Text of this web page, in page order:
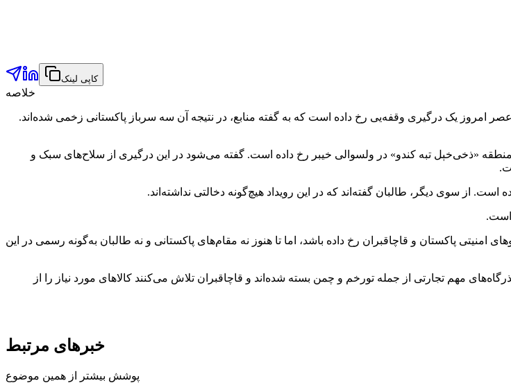
کاپی لینک
خلاصه
عصر امروز یک درگیری وقفه‌یی رخ داده است که به گفته منابع، در نتیجه آن سه سرباز پاکستانی زخمی شده‌اند.
منابع، این درگیری روز یک‌شنبه، ۱۴ سرطان، حوالی ساعت ۴:۳۰ عصر در منطقه «ذخی‌خېل تبه کندو» در ولسوالی خیبر رخ داده است. گفته می‌شود در این درگیری از سلاح‌های سبک و
از سوی دیگر، طالبان گفته‌اند که در این رویداد هیچ‌گونه دخالتی نداشته‌اند.
است.
پاکستان و قاچاقبران رخ داده باشد، اما تا هنوز نه مقام‌های پاکستانی و نه طالبان به‌گونه رسمی در این
مهم تجارتی از جمله تورخم و چمن بسته شده‌اند و قاچاقبران تلاش می‌کنند کالاهای مورد نیاز را از
خبرهای مرتبط
پوشش بیشتر از همین موضوع